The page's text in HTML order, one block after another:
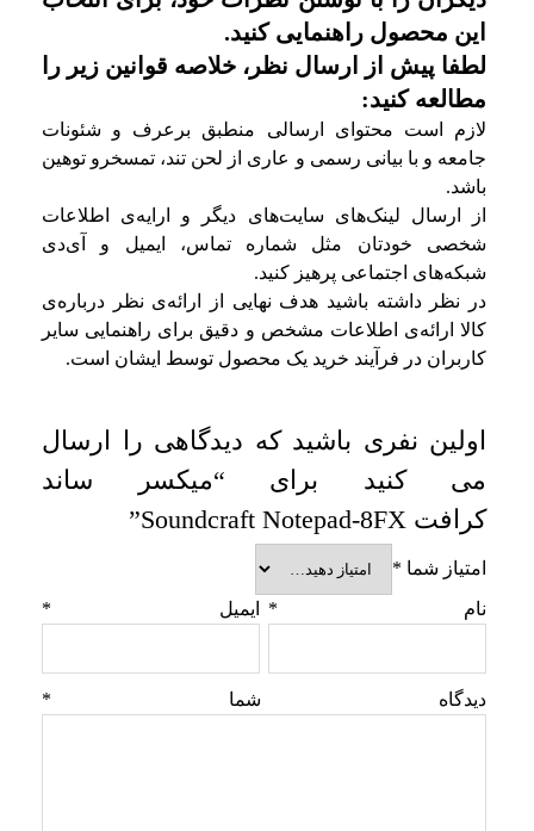
این محصول راهنمایی کنید.
لطفا پیش از ارسال نظر، خلاصه قوانین زیر را
مطالعه کنید:
لازم است محتوای ارسالی منطبق برعرف و شئونات
جامعه و با بیانی رسمی و عاری از لحن تند، تمسخرو توهین
باشد.
از ارسال لینک‌های سایت‌های دیگر و ارایه‌ی اطلاعات
شخصی خودتان مثل شماره تماس، ایمیل و آی‌دی
شبکه‌های اجتماعی پرهیز کنید.
در نظر داشته باشید هدف نهایی از ارائه‌ی نظر درباره‌ی
کالا ارائه‌ی اطلاعات مشخص و دقیق برای راهنمایی سایر
کاربران در فرآیند خرید یک محصول توسط ایشان است.
اولین نفری باشید که دیدگاهی را ارسال
می کنید برای “میکسر ساند
کرافت Soundcraft Notepad-8FX”
امتیاز شما*
دیدگاه شما
نام ایمیل